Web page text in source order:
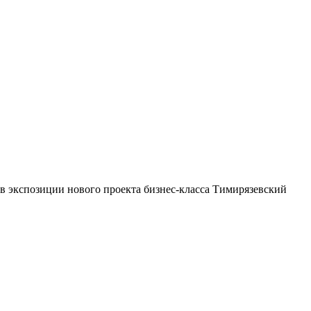
нового проекта бизнес-класса Тимирязевский